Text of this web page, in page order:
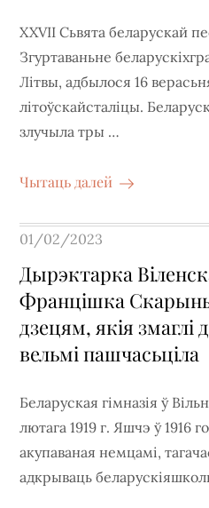
XXVII Сьвята беларускай
Згуртаваньне
Літвы, адбылося 16
літоўскайсталіцы.
злучыла тры …
Чытаць далей
Posted
on
01/02/2023
Дырэктарка
Францішка
дзецям, якія змаглі
вельмі пашчасьціла
Беларуская гімназія ў
лютага 1919 г. Яшчэ ў 1916
акупаваная немцамі,
адкрываць